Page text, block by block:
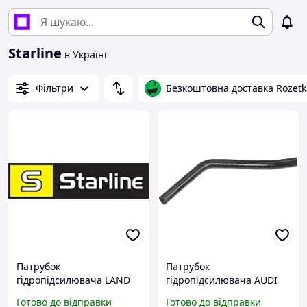
Starline в Україні
Фільтри Безкоштовна доставка
Патрубок
гідропідсилювача LAND
Готово до відправки
Патрубок
гідропідсилювача AUDI
Готово до відправки